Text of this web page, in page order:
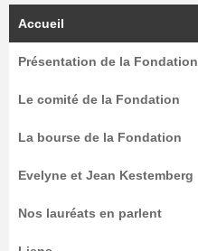
Accueil
Présentation de la Fondation
Le comité de la Fondation
La bourse de la Fondation
Evelyne et Jean Kestemberg
Nos lauréats en parlent